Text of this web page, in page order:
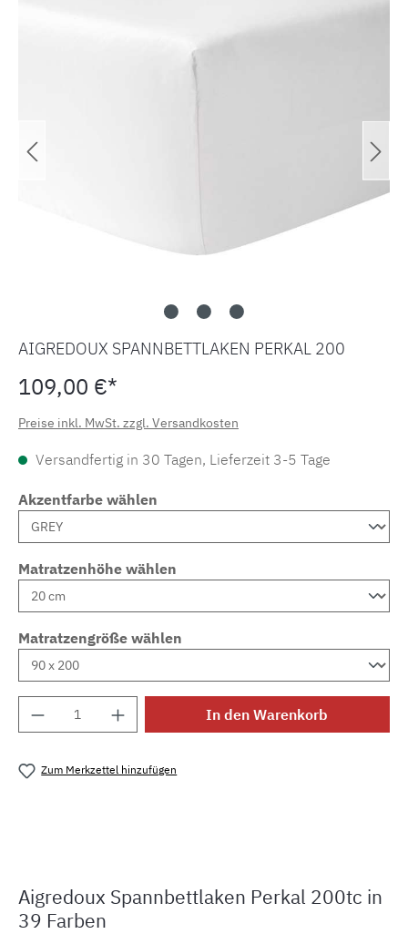
AIGREDOUX SPANNBETTLAKEN PERKAL 200
109,00 €*
Preise inkl. MwSt. zzgl. Versandkosten
Versandfertig in 30 Tagen, Lieferzeit 3-5 Tage
Akzentfarbe wählen
Matratzenhöhe wählen
Matratzengröße wählen
Produkt Anzahl: Gib den gewünschten
In den Warenkorb
Zum Merkzettel hinzufügen
Aigredoux Spannbettlaken Perkal 200tc in
39 Farben